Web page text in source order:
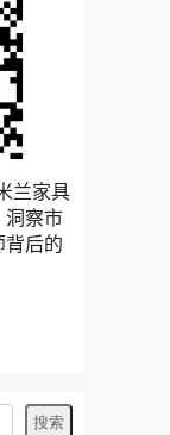
兰家具
洞察市
后的